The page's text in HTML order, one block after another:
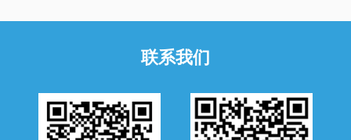
联系我们